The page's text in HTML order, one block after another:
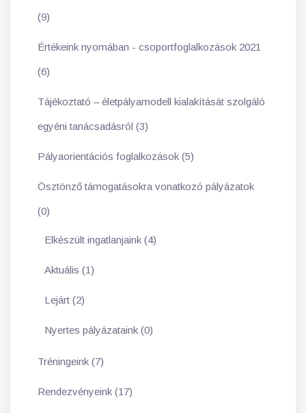
(9)
Értékeink nyomában - csoportfoglalkozások 2021
(6)
Tájékoztató – életpályamodell kialakítását szolgáló
egyéni tanácsadásról (3)
Pályaorientációs foglalkozások (5)
Ösztönző támogatásokra vonatkozó pályázatok
(0)
Elkészült ingatlanjaink (4)
Aktuális (1)
Lejárt (2)
Nyertes pályázataink (0)
Tréningeink (7)
Rendezvényeink (17)